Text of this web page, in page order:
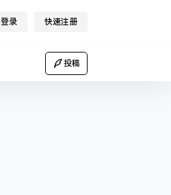
登录 快速注册
投稿